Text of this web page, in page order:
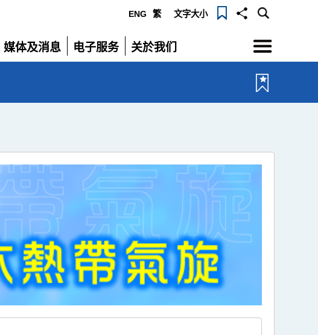
ENG 繁 文字大小
媒体及消息
展
电子服务
展
关於我们
展
选
单